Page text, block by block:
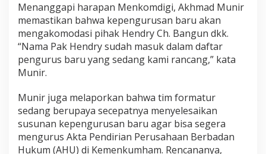
Menanggapi harapan Menkomdigi, Akhmad Munir
memastikan bahwa kepengurusan baru akan
mengakomodasi pihak Hendry Ch. Bangun dkk.
“Nama Pak Hendry sudah masuk dalam daftar
pengurus baru yang sedang kami rancang,” kata
Munir.
Munir juga melaporkan bahwa tim formatur
sedang berupaya secepatnya menyelesaikan
susunan kepengurusan baru agar bisa segera
mengurus Akta Pendirian Perusahaan Berbadan
Hukum (AHU) di Kemenkumham. Rencananya,